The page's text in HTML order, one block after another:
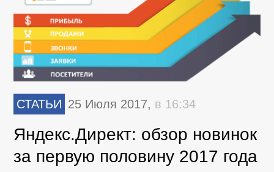
СТАТЬИ 25 Июля 2017, в 16:34
Яндекс.Директ: обзор новинок
за первую половину 2017 года